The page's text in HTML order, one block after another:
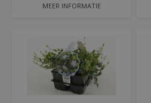
MEER INFORMATIE